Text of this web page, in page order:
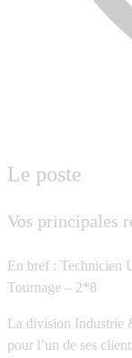
Le poste
Vos principales
En bref : Technicien
Tournage – 2*8
La division Industrie
pour l’un de ses